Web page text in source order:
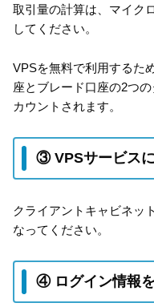
取引量の計算は、マイク
してください。
VPSを無料で利用するた
座とブレード口座の2つ
カウントされます。
③ VPSサービス
クライアントキャビネッ
なってください。
④ ログイン情報